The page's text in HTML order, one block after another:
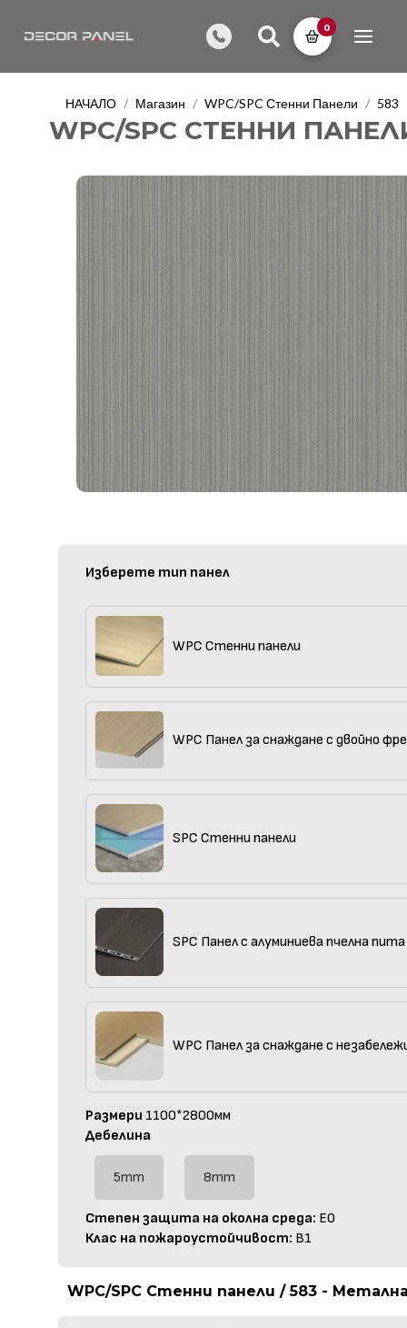
0
НАЧАЛО / Магазин / WPC/SPC Стенни Панели / 583
WPC/SPC СТЕННИ
Изберете тип панел
WPC Стенни панели
WPC Панел за снаждане с двойно
SPC Стенни панели
SPC Панел с алуминиева пчелна пита
WPC Панел за снаждане с
Размери 1100*2800мм
Дебелина
5mm 8mm
Степен защита на околна среда: E0
Клас на пожароустойчивост: B1
WPC/SPC Стенни панели / 583 -